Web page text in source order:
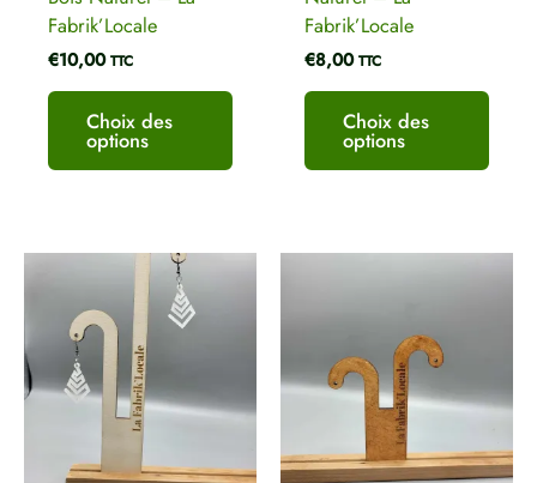
E-mail*
Fabrik’Locale
€10,00 TTC
Choix des
options
Fabrik’Locale
€8,00 TTC
Choix des
options
Ce
variations.
Les
peuvent
Les